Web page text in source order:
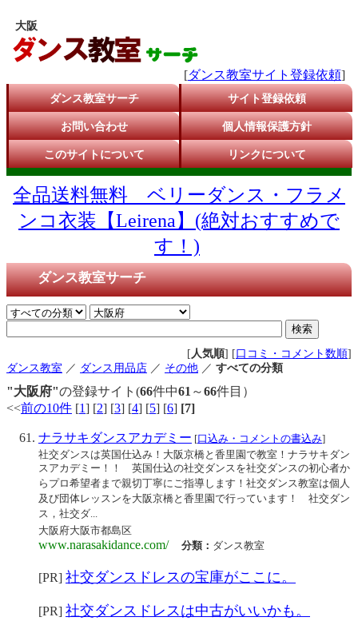
大阪
[ダンス教室サイト登録依頼]
ダンス教室サーチ サイト登録依頼
お問い合わせ 個人情報保護方針
このサイトについて リンクについて
全品送料無料 ベリーダンス・フラメ
ンコ衣装【Leirena】(絶対おすすめで
す！)
ダンス教室サーチ
[ 人気順] [ 口コミ・コメント数順]
ダンス教室 ／ ダンス用品店 ／ その他 ／ すべての分類
"大阪府"の登録サイト(66件中61 ～66件目）
<<前の10件 [1] [2] [3] [4] [5] [6] [7]
ナラサキダンスアカデミー [口込み・コメントの書込み]
社交ダンスは英国仕込み！大阪京橋と香里園で教室！ナラサキダン
スアカデミー！！ 英国仕込の社交ダンスを社交ダンスの初心者か
らプロ希望者まで親切丁寧にご指導します！社交ダンス教室は個人
及び団体レッスンを大阪京橋と香里園で行っています！ 社交ダン
ス，社交ダ...
大阪府大阪市都島区
www.narasakidance.com/ 分類： ダンス教室
[PR] 社交ダンスドレスの宝庫がここに。
[PR] 社交ダンスドレスは中古がいいかも。